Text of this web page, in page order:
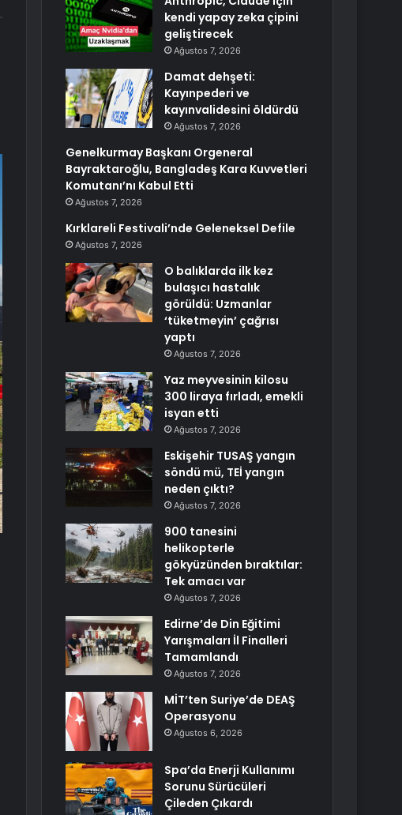
kendi yapay zeka çipini
geliştirecek
Ağustos 7, 2026
Damat dehşeti:
Kayınpederi ve
kayınvalidesini öldürdü
Ağustos 7, 2026
Genelkurmay Başkanı Orgeneral
Bayraktaroğlu, Bangladeş Kara Kuvvetleri
Komutanı’nı Kabul Etti
Ağustos 7, 2026
Kırklareli Festivali’nde Geleneksel Defile
Ağustos 7, 2026
O balıklarda ilk kez
bulaşıcı hastalık
görüldü: Uzmanlar
‘tüketmeyin’ çağrısı
yaptı
Ağustos 7, 2026
Yaz meyvesinin kilosu
300 liraya fırladı, emekli
isyan etti
Ağustos 7, 2026
Eskişehir TUSAŞ yangın
söndü mü, TEİ yangın
neden çıktı?
Ağustos 7, 2026
900 tanesini
helikopterle
gökyüzünden bıraktılar:
Tek amacı var
Ağustos 7, 2026
Edirne’de Din Eğitimi
Yarışmaları İl Finalleri
Tamamlandı
Ağustos 7, 2026
MİT’ten Suriye’de DEAŞ
Operasyonu
Ağustos 6, 2026
Spa’da Enerji Kullanımı
Sorunu Sürücüleri
Çileden Çıkardı